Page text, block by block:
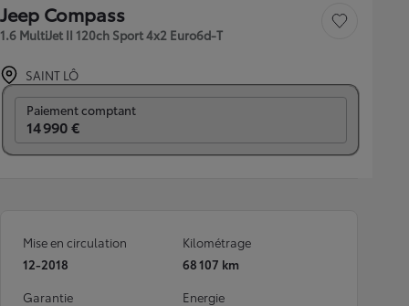
Jeep Compass
1.6 MultiJet II 120ch Sport 4x2 Euro6d-T
Sauvegarder le
SAINT LÔ
Paiement comptant
14 990 €
Mise en circulation
12-2018
Kilométrage
68 107 km
Garantie
Energie